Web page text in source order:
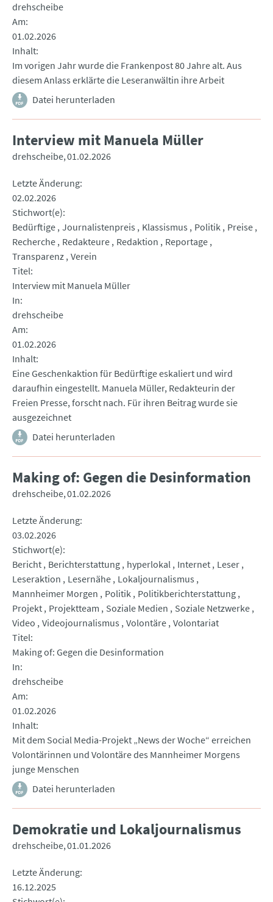
drehscheibe
Am
01.02.2026
Inhalt
Im vorigen Jahr wurde die Frankenpost 80 Jahre alt. Aus
diesem Anlass erklärte die Leseranwältin ihre Arbeit
Datei herunterladen
Interview mit Manuela Müller
drehscheibe 01.02.2026
Letzte Änderung
02.02.2026
Stichwort(e)
Bedürftige Journalistenpreis Klassismus Politik Preise
Recherche Redakteure Redaktion
Reportage
Transparenz Verein
Titel
Interview mit Manuela Müller
In
drehscheibe
Am
01.02.2026
Inhalt
Eine Geschenkaktion für Bedürftige eskaliert und wird
daraufhin eingestellt. Manuela Müller, Redakteurin der
Freien Presse, forscht nach. Für ihren Beitrag wurde sie
ausgezeichnet
Datei herunterladen
Making of: Gegen die Desinformation
drehscheibe 01.02.2026
Letzte Änderung
03.02.2026
Stichwort(e)
Bericht Berichterstattung hyperlokal Internet Leser
Leseraktion
Lesernähe Lokaljournalismus
Mannheimer Morgen
Politik Politikberichterstattung
Projekt Projektteam Soziale Medien
Soziale Netzwerke
Video Videojournalismus Volontäre Volontariat
Titel
Making of: Gegen die Desinformation
In
drehscheibe
Am
01.02.2026
Inhalt
Mit dem Social Media-Projekt „News der Woche“ erreichen
Volontärinnen und Volontäre des Mannheimer Morgens
junge Menschen
Datei herunterladen
Demokratie und Lokaljournalismus
drehscheibe 01.01.2026
Letzte Änderung
16.12.2025